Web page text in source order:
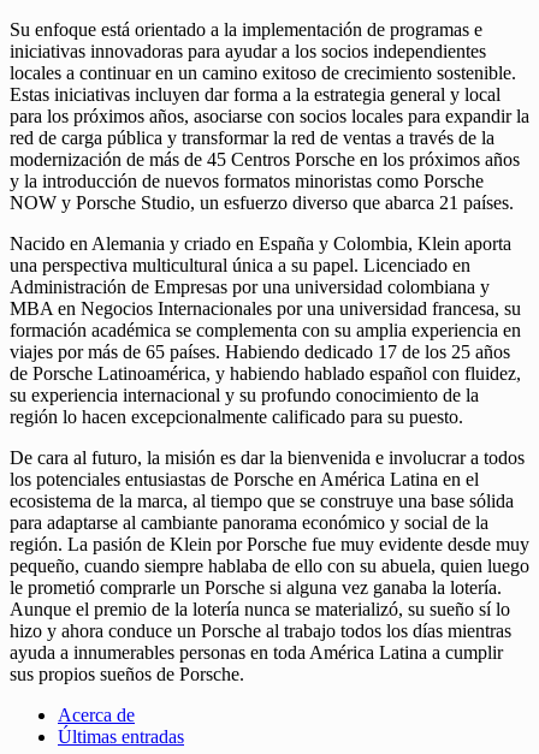
Su enfoque está orientado a la implementación de programas e
iniciativas innovadoras para ayudar a los socios independientes
locales a continuar en un camino exitoso de crecimiento sostenible.
Estas iniciativas incluyen dar forma a la estrategia general y local
para los próximos años, asociarse con socios locales para expandir la
red de carga pública y transformar la red de ventas a través de la
modernización de más de 45 Centros Porsche en los próximos años
y la introducción de nuevos formatos minoristas como Porsche
NOW y Porsche Studio, un esfuerzo diverso que abarca 21 países.
Nacido en Alemania y criado en España y Colombia, Klein aporta
una perspectiva multicultural única a su papel. Licenciado en
Administración de Empresas por una universidad colombiana y
MBA en Negocios Internacionales por una universidad francesa, su
formación académica se complementa con su amplia experiencia en
viajes por más de 65 países. Habiendo dedicado 17 de los 25 años
de Porsche Latinoamérica, y habiendo hablado español con fluidez,
su experiencia internacional y su profundo conocimiento de la
región lo hacen excepcionalmente calificado para su puesto.
De cara al futuro, la misión es dar la bienvenida e involucrar a todos
los potenciales entusiastas de Porsche en América Latina en el
ecosistema de la marca, al tiempo que se construye una base sólida
para adaptarse al cambiante panorama económico y social de la
región. La pasión de Klein por Porsche fue muy evidente desde muy
pequeño, cuando siempre hablaba de ello con su abuela, quien luego
le prometió comprarle un Porsche si alguna vez ganaba la lotería.
Aunque el premio de la lotería nunca se materializó, su sueño sí lo
hizo y ahora conduce un Porsche al trabajo todos los días mientras
ayuda a innumerables personas en toda América Latina a cumplir
sus propios sueños de Porsche.
Acerca de
Últimas entradas